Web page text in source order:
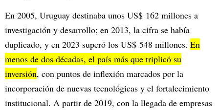
En 2005, Uruguay destinaba unos US$ 162 millones a
investigación y desarrollo; en 2013, la cifra se había
duplicado, y en 2023 superó los US$ 548 millones. En
menos de dos décadas, el país más que triplicó su
inversión, con puntos de inflexión marcados por la
incorporación de nuevas tecnológicas y el fortalecimiento
institucional. A partir de 2019, con la llegada de empresas